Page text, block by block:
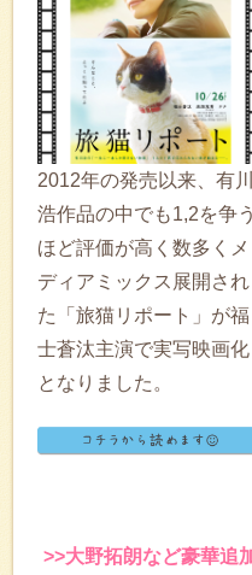
2012年の発売以来、有川
浩作品の中でも1,2を争う
ほど評価が高く数多くメ
ディアミックス展開され
た「旅猫リポート」が福
士蒼汰主演で実写映画化
となりました。
>>大野拓朗など豪華追